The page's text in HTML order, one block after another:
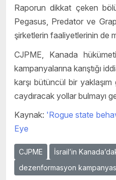
Raporun dikkat çeken
Pegasus, Predator ve
şirketlerin faaliyetlerinin de
CJPME, Kanada
kampanyalarına karıştığı
karşı bütüncül bir yaklaşım
caydıracak yollar bulmayı
Kaynak: 'Rogue state
Eye
CJPME İsrail’in
dezenformasyon